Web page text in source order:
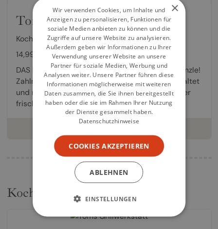
Toms Wintergrillen
Kochbuch vonTom Heinzle
14,99 €
DAS Buch zum Thema vom Grillmeister Tom Heinzle!
Zahlreiche köstliche Winter-Rezepte! Edel gestaltet
und mit Food-Fotos voll Winter-Atmosphäre! Der
frisch gefallene Schnee glitzert in der Sonne,...
Kochbücher
×
Wir verwenden Cookies, um Inhalte und
Anzeigen zu personalisieren, Funktionen für
soziale Medien anbieten zu können und die
Zugriffe auf unsere Website zu analysieren.
Außerdem geben wir Informationen zu Ihrer
Verwendung unserer Website an unsere
Partner für soziale Medien, Werbung und
Analysen weiter. Unsere Partner führen diese
Informationen möglicherweise mit weiteren
Daten zusammen, die Sie ihnen bereitgestellt
haben oder die sie im Rahmen Ihrer Nutzung
der Dienste gesammelt haben.
Datenschutzhinweise
COOKIES AKZEPTIEREN
ABLEHNEN
EINSTELLUNGEN